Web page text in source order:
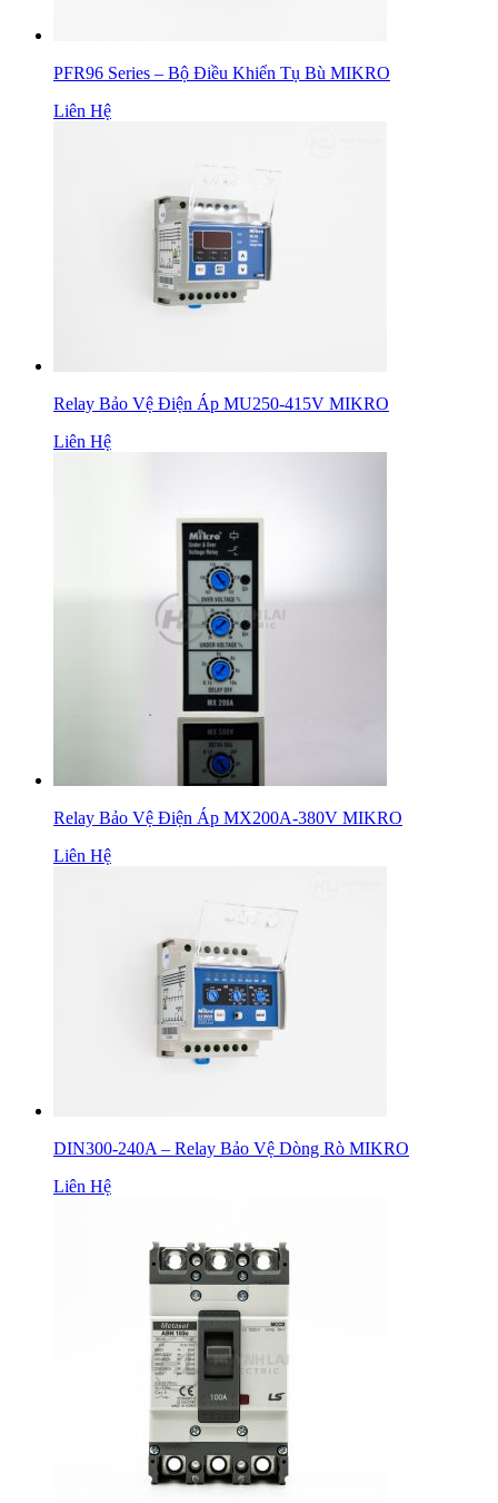
PFR96 Series – Bộ Điều Khiển Tụ Bù MIKRO
Liên Hệ
Relay Bảo Vệ Điện Áp MU250-415V MIKRO
Liên Hệ
Relay Bảo Vệ Điện Áp MX200A-380V MIKRO
Liên Hệ
DIN300-240A – Relay Bảo Vệ Dòng Rò MIKRO
Liên Hệ